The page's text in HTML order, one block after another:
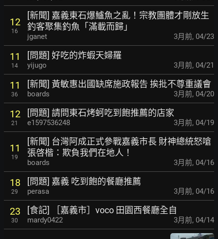
12
16
[新聞] 嘉義東石爆鱸魚之亂！宗教團體才剛放生
釣客聚集釣魚「滿載而歸」
jganet 3月前, 04/23
11
14
[問題] 好吃的炸蝦天婦羅
yijugo 3月前, 04/21
11
36
[新聞] 黃敏惠出國缺席施政報告 挨批不尊重議會
boards 3月前, 04/20
12
21
[問題] 請問東石烤蚵吃到飽推薦的店家
e1597536248 3月前, 04/19
11
19
[新聞] 台灣阿成正式參戰嘉義市長 財神總統怒嗆
張啓楷：欺負我們在地人！
boards 3月前, 04/16
18
29
[問題] 嘉義 吃到飽的餐廳推薦
perasa 3月前, 04/16
23
30
[食記] ［嘉義市］voco 田園西餐廳全自
mardy0422 3月前, 04/14